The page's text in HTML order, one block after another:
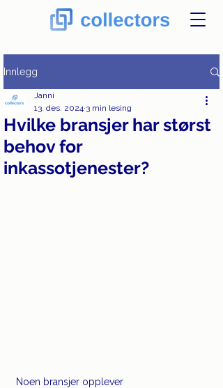
Innlegg
Hvilke bransjer har størst
behov for
inkassotjenester?
Janni
13. des. 2024 3 min lesing
Noen bransjer opplever